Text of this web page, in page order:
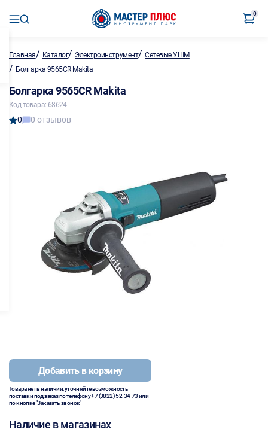
0
Главная/ Каталог/ Электроинструмент/Сетевые УШМ
/ Болгарка 9565CR Makita
Болгарка 9565CR Makita
Код товара: 68624
0 0 отзывов
Добавить в корзину
Товара нет в наличии, уточняйте возможность
поставки под заказ по телефону+7 (3822) 52-34-73или
по кнопке "Заказать звонок"
Наличие в магазинах